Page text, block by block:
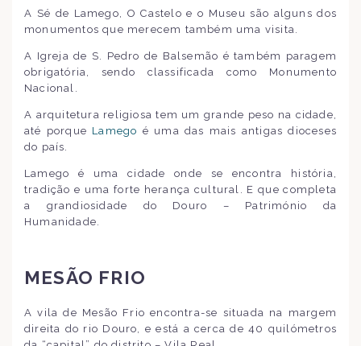
A Sé de Lamego, O Castelo e o Museu são alguns dos
monumentos que merecem também uma visita.
A Igreja de S. Pedro de Balsemão é também paragem
obrigatória, sendo classificada como Monumento
Nacional.
A arquitetura religiosa tem um grande peso na cidade,
até porque Lamego é uma das mais antigas dioceses
do país.
Lamego é uma cidade onde se encontra história,
tradição e uma forte herança cultural. E que completa
a grandiosidade do Douro – Património da
Humanidade.
MESÃO FRIO
A vila de Mesão Frio encontra-se situada na margem
direita do rio Douro, e está a cerca de 40 quilómetros